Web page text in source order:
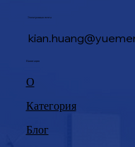
Электронная почта
Навигация
О
Категория
Блог